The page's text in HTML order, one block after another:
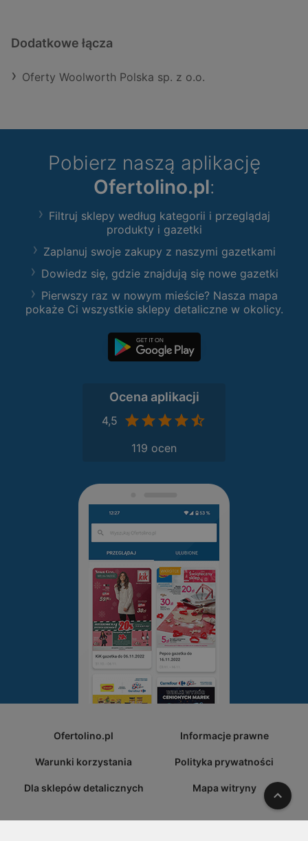
Dodatkowe łącza
Oferty Woolworth Polska sp. z o.o.
Pobierz naszą aplikację
Ofertolino.pl:
Filtruj sklepy według kategorii i przeglądaj
produkty i gazetki
Zaplanuj swoje zakupy z naszymi gazetkami
Dowiedz się, gdzie znajdują się nowe gazetki
Pierwszy raz w nowym mieście? Nasza mapa
pokaże Ci wszystkie sklepy detaliczne w okolicy.
Ocena aplikacji
4,5
119 ocen
Ofertolino.pl Informacje prawne
Warunki korzystania Polityka prywatności
Dla sklepów detalicznych Mapa witryny W